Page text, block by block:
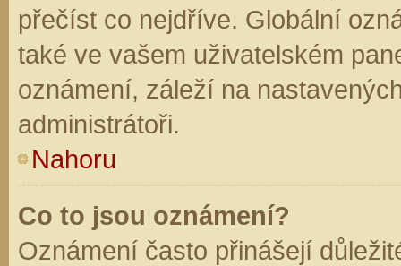
přečíst co nejdříve. Globální
také ve vašem uživatelském
oznámení, záleží na
administrátoři.
Nahoru
Co to jsou oznámení?
Oznámení často přinášejí